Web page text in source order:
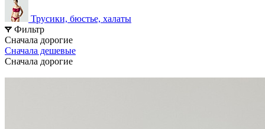
Трусики, бюстье, халаты
Фильтр
Сначала дорогие
Сначала дешевые
Сначала дорогие